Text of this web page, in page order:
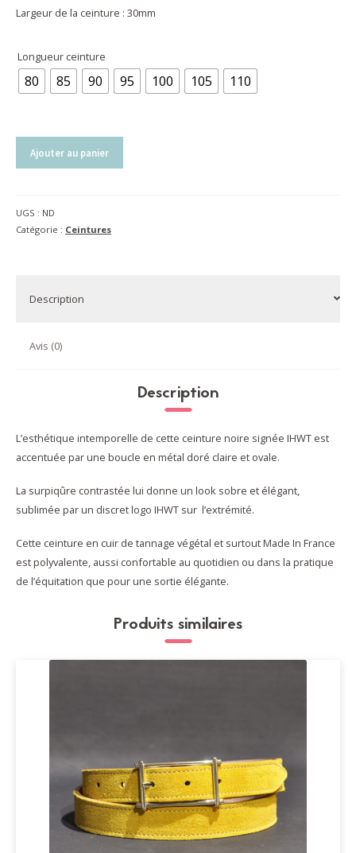
Largeur de la ceinture : 30mm
Longueur ceinture
80 85 90 95 100 105 110
quantité
Ajouter au panier
UGS : ND
Catégorie : Ceintures
Description
Avis (0)
Description
L’esthétique intemporelle de cette ceinture noire signée IHWT est
accentuée par une boucle en métal doré claire et ovale.
La surpiqûre contrastée lui donne un look sobre et élégant,
sublimée par un discret logo IHWT sur l’extrémité.
Cette ceinture en cuir de tannage végétal et surtout Made In France
est polyvalente, aussi confortable au quotidien ou dans la pratique
de l’équitation que pour une sortie élégante.
Produits similaires